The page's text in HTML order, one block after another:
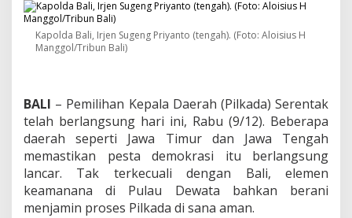
i
P
i
d
a
B
e
r
l
a
n
Kapolda Bali, Irjen Sugeng Priyanto (tengah). (Foto: Aloisius H
Manggol/Tribun Bali)
BALI – Pemilihan Kepala Daerah (Pilkada) Serentak
telah berlangsung hari ini, Rabu (9/12). Beberapa
daerah seperti Jawa Timur dan Jawa Tengah
memastikan pesta demokrasi itu berlangsung
lancar. Tak terkecuali dengan Bali, elemen
keamanana di Pulau Dewata bahkan berani
menjamin proses Pilkada di sana aman.